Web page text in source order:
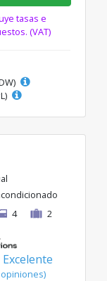
tasas e
(VAT)
4 2
Excelente
opiniones)